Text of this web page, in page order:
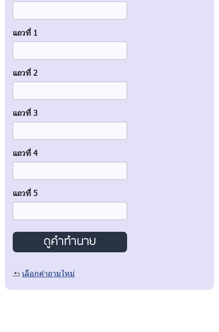
แถวที่ 1
แถวที่ 2
แถวที่ 3
แถวที่ 4
แถวที่ 5
เลือกคำถามใหม่